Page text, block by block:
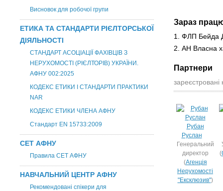
Висновок для робочої групи
ЕТИКА ТА СТАНДАРТИ РІЄЛТОРСЬКОЇ
ДІЯЛЬНОСТІ
СТАНДАРТ АСОЦІАЦІЇ ФАХІВЦІВ З
НЕРУХОМОСТІ (РІЄЛТОРІВ) УКРАЇНИ.
АФНУ 002:2025
КОДЕКС ЕТИКИ І СТАНДАРТИ ПРАКТИКИ
NAR
КОДЕКС ЕТИКИ ЧЛЕНА АФНУ
Стандарт EN 15733:2009
СЕТ АФНУ
Правила СЕТ АФНУ
НАВЧАЛЬНИЙ ЦЕНТР АФНУ
Рекомендовані спікери для
Зараз
1. ФЛП Бейда
2. АН Власна
Партнери
зареєстровані
Рубан
Руслан
Генеральний
директор
(Агенція
Нерухомості
"Ексклюзив")
(